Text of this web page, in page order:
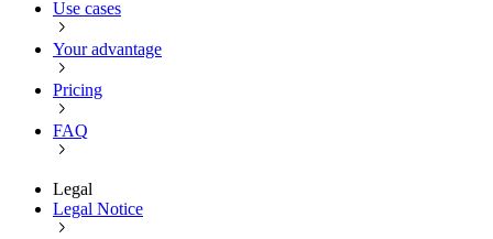
Use cases
Your advantage
Pricing
FAQ
Legal
Legal Notice